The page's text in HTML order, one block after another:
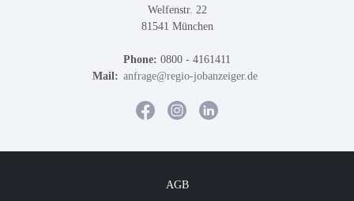
Welfenstr. 22
81541 München
Phone: 0800 - 4161411
Mail: anfrage@regio-jobanzeiger.de
AGB